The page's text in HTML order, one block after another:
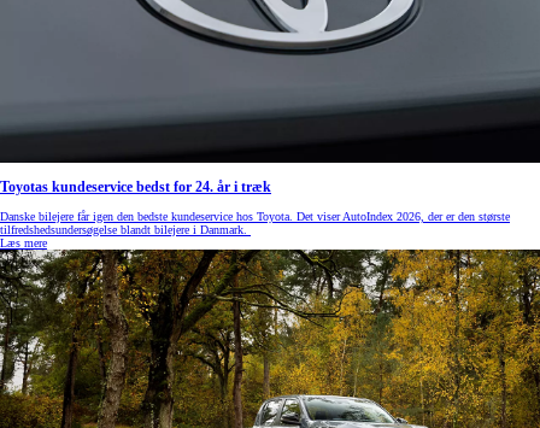
Toyotas kundeservice bedst for 24. år i træk
Danske bilejere får igen den bedste kundeservice hos Toyota. Det viser AutoIndex 2026, der er den største
tilfredshedsundersøgelse blandt bilejere i Danmark.
Læs mere